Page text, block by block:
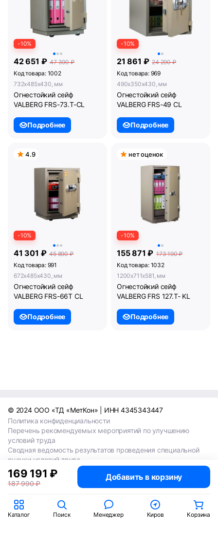
169 191 ₽
187 990 ₽
Добавить в корзину
-10%
42 651 ₽ 47 390 ₽
Код товара: 1002
732x485x430, мм
Огнестойкий сейф
VALBERG FRS-73.T-CL
Подробнее
-10%
21 861 ₽ 24 290 ₽
Код товара: 969
490x350x430, мм
Огнестойкий сейф
VALBERG FRS-49 CL
Подробнее
4.9
-10%
41 301 ₽ 45 890 ₽
Код товара: 991
672x485x430, мм
Огнестойкий сейф
VALBERG FRS-66T CL
Подробнее
нет оценок
-10%
155 871 ₽ 173 190 ₽
Код товара: 1032
1200x711x581, мм
Огнестойкий сейф
VALBERG FRS 127.T- KL
Подробнее
© 2024 ООО «ТД «МетКон» | ИНН 4345343447
Политика конфиденциальности
Перечень рекомендуемых мероприятий по улучшению
условий труда
Сводная ведомость результатов проведения специальной
оценки условий труда
Сводная ведомость результатов проведения специальной
оценки условий труда 2024
Сводная ведомость результатов проведения специальной
оценки условий труда 2025
Каталог Поиск Менеджер Киров Корзина